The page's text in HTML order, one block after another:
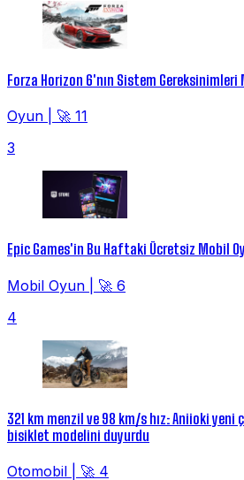
Forza Horizon 6'nın Sistem Gereksinimleri
Oyun
🚀 11
3
Epic Games'in Bu Haftaki Ücretsiz Mobil
Mobil Oyun
🚀 6
4
321 km menzil ve 98 km/s hız: Aniioki
bisiklet modelini duyurdu
Otomobil
🚀 4